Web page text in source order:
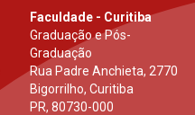
Faculdade - Curitiba
Graduação e Pós-
Graduação
Rua Padre Anchieta, 2770
Bigorrilho, Curitiba
PR, 80730-000